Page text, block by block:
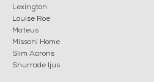
Lexington
Louise Roe
Mateus
Missoni Home
Slim Aarons
Snurrade ljus